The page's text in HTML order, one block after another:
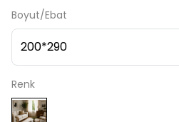
Boyut/Ebat
Renk